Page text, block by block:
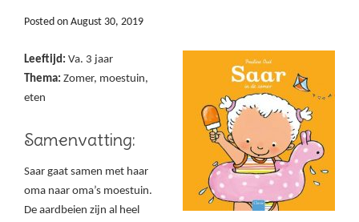
Posted on August 30, 2019
Leeftijd: Va. 3 jaar
Thema: Zomer, moestuin,
eten
Samenvatting:
Saar gaat samen met haar
oma naar oma’s moestuin.
De aardbeien zijn al heel